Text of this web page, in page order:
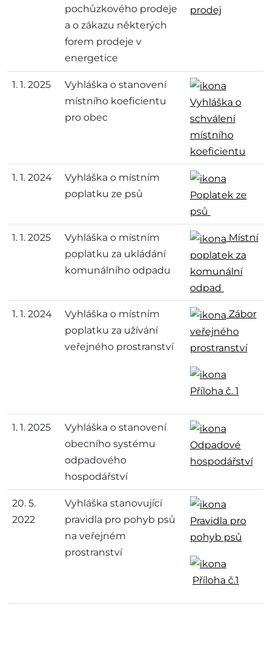
pochůzkového prodeje
a o zákazu některých
forem prodeje v
energetice
prodej
1. 1. 2025
Vyhláška o stanovení
místního koeficientu
pro obec
Vyhláška o
schválení
místního
koeficientu
1. 1. 2024
Vyhláška o místním
poplatku ze psů
Poplatek ze
psů
1. 1. 2025
Vyhláška o místním
poplatku za ukládání
komunálního odpadu
Místní
poplatek za
komunální
odpad
1. 1. 2024
Vyhláška o místním
poplatku za užívání
veřejného prostranství
Zábor
veřejného
prostranství
Příloha č. 1
1. 1. 2025
Vyhláška o stanovení
obecního systému
odpadového
hospodářství
Odpadové
hospodářství
20. 5.
2022
Vyhláška stanovující
pravidla pro pohyb psů
na veřejném
prostranství
Pravidla pro
pohyb psů
Příloha č.1